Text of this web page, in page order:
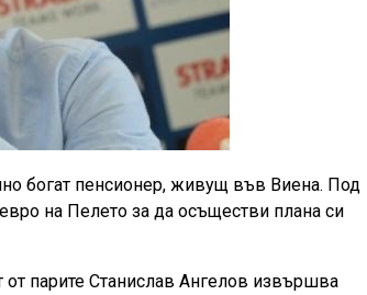
богат пенсионер, живущ във Виена. Под
на Пелето за да осъществи плана си
парите Станислав Ангелов извършва